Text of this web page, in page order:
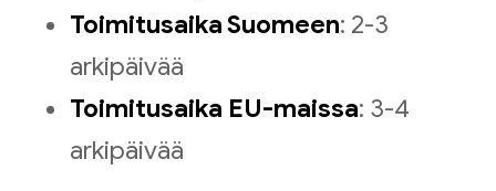
Toimitusaika Suomeen: 2-3
arkipäivää
Toimitusaika EU-maissa: 3-4
arkipäivää